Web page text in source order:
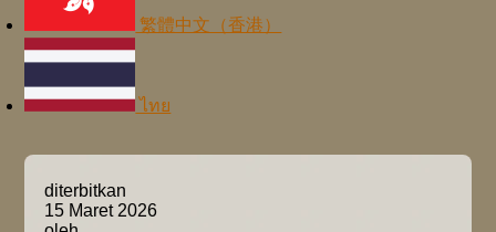
繁體中文（香港）
ไทย
diterbitkan
15 Maret 2026